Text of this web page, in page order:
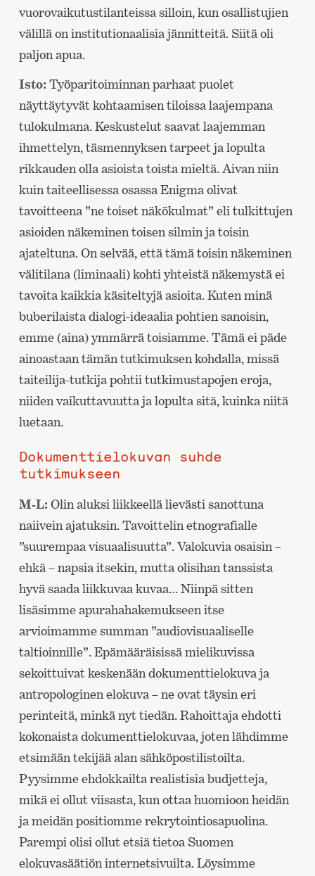
vuorovaikutustilanteissa silloin, kun osallistujien
välillä on institutionaalisia jännitteitä. Siitä oli
paljon apua.
Isto: Työparitoiminnan parhaat puolet
näyttäytyvät kohtaamisen tiloissa laajempana
tulokulmana. Keskustelut saavat laajemman
ihmettelyn, täsmennyksen tarpeet ja lopulta
rikkauden olla asioista toista mieltä. Aivan niin
kuin taiteellisessa osassa Enigma olivat
tavoitteena ”ne toiset näkökulmat” eli tulkittujen
asioiden näkeminen toisen silmin ja toisin
ajateltuna. On selvää, että tämä toisin näkeminen
välitilana (liminaali) kohti yhteistä näkemystä ei
tavoita kaikkia käsiteltyjä asioita. Kuten minä
buberilaista dialogi-ideaalia pohtien sanoisin,
emme (aina) ymmärrä toisiamme. Tämä ei päde
ainoastaan tämän tutkimuksen kohdalla, missä
taiteilija-tutkija pohtii tutkimustapojen eroja,
niiden vaikuttavuutta ja lopulta sitä, kuinka niitä
luetaan.
Dokumenttielokuvan suhde
tutkimukseen
M-L: Olin aluksi liikkeellä lievästi sanottuna
naiivein ajatuksin. Tavoittelin etnografialle
”suurempaa visuaalisuutta”. Valokuvia osaisin –
ehkä – napsia itsekin, mutta olisihan tanssista
hyvä saada liikkuvaa kuvaa… Niinpä sitten
lisäsimme apurahahakemukseen itse
arvioimamme summan ”audiovisuaaliselle
taltioinnille”. Epämääräisissä mielikuvissa
sekoittuivat keskenään dokumenttielokuva ja
antropologinen elokuva – ne ovat täysin eri
perinteitä, minkä nyt tiedän. Rahoittaja ehdotti
kokonaista dokumenttielokuvaa, joten lähdimme
etsimään tekijää alan sähköpostilistoilta.
Pyysimme ehdokkailta realistisia budjetteja,
mikä ei ollut viisasta, kun ottaa huomioon heidän
ja meidän positiomme rekrytointiosapuolina.
Parempi olisi ollut etsiä tietoa Suomen
elokuvasäätiön internetsivuilta. Löysimme